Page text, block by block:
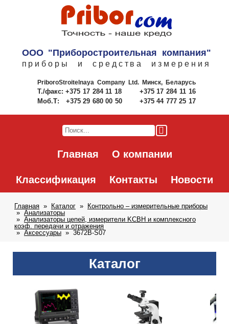
ООО "Приборостроительная компания"
приборы и средства измерения
PriboroStroitelnaya Company Ltd.Минск, Беларусь
Т./факс: +375 17 284 11 18
+375 17 284 11 16
Моб.Т:
+375 29 680 00 50 +375 44 777 25 17
Главная О компании
Классификация Контакты Новости
Главная Каталог
Контрольно – измерительные приборы
Анализаторы
Анализаторы цепей, измерители KCBH и комплексного
коэф. передачи и отражения
Аксессуары
3672B-S07
Каталог